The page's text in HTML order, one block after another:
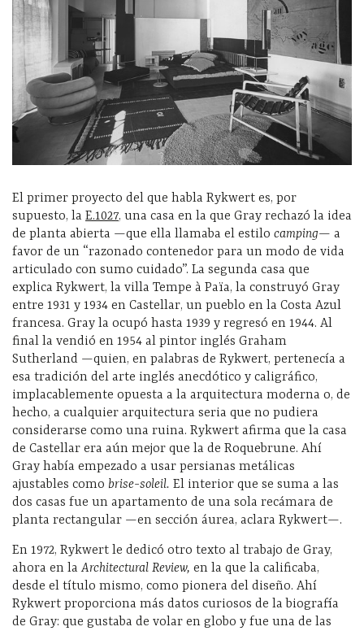
El primer proyecto del que habla Rykwert es, por
supuesto, la E.1027, una casa en la que Gray rechazó la idea
de planta abierta —que ella llamaba el estilo camping— a
favor de un “razonado contenedor para un modo de vida
articulado con sumo cuidado”. La segunda casa que
explica Rykwert, la villa Tempe à Païa, la construyó Gray
entre 1931 y 1934 en Castellar, un pueblo en la Costa Azul
francesa. Gray la ocupó hasta 1939 y regresó en 1944. Al
final la vendió en 1954 al pintor inglés Graham
Sutherland —quien, en palabras de Rykwert, pertenecía a
esa tradición del arte inglés anecdótico y caligráfico,
implacablemente opuesta a la arquitectura moderna o, de
hecho, a cualquier arquitectura seria que no pudiera
considerarse como una ruina. Rykwert afirma que la casa
de Castellar era aún mejor que la de Roquebrune. Ahí
Gray había empezado a usar persianas metálicas
ajustables como brise-soleil. El interior que se suma a las
dos casas fue un apartamento de una sola recámara de
planta rectangular —en sección áurea, aclara Rykwert—.
En 1972, Rykwert le dedicó otro texto al trabajo de Gray,
ahora en laArchitectural Review, en la que la calificaba,
desde el título mismo, como pionera del diseño. Ahí
Rykwert proporciona más datos curiosos de la biografía
de Gray: que gustaba de volar en globo y fue una de las